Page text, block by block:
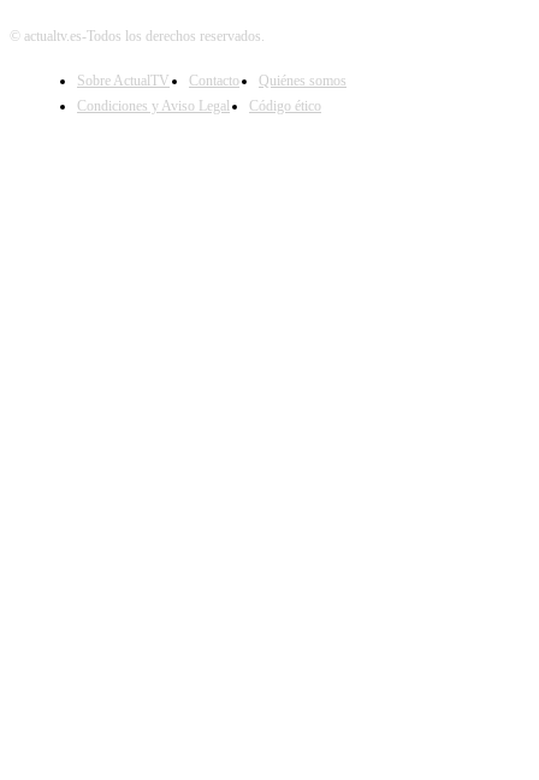
© actualtv.es-Todos los derechos reservados.
Sobre ActualTV Contacto
Quiénes somos
Condiciones y Aviso Legal
Código ético